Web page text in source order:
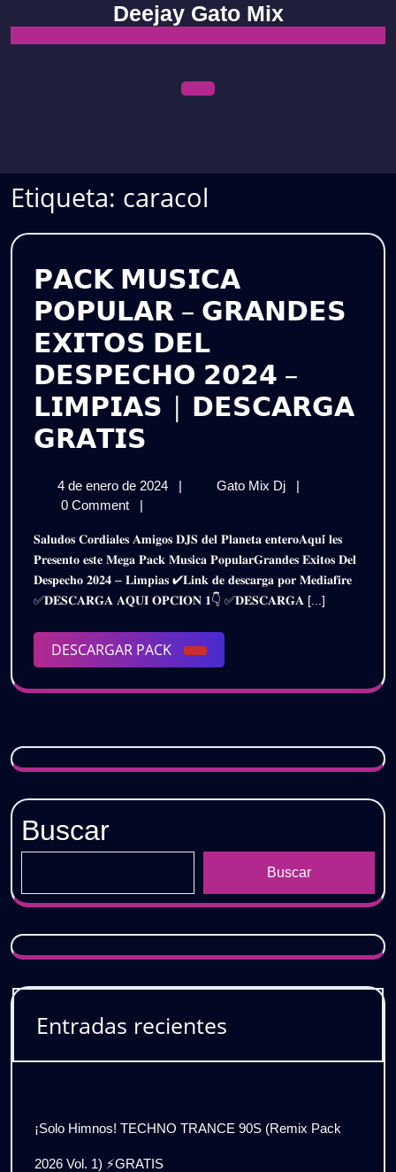
content
Deejay Gato Mix
Etiqueta: caracol
𝗣𝗔𝗖𝗞 𝗠𝗨𝗦𝗜𝗖𝗔
𝗣𝗢𝗣𝗨𝗟𝗔𝗥 – 𝗚𝗥𝗔𝗡𝗗𝗘𝗦
𝗘𝗫𝗜𝗧𝗢𝗦 𝗗𝗘𝗟
𝗗𝗘𝗦𝗣𝗘𝗖𝗛𝗢 𝟮𝟬𝟮𝟰 –
𝗟𝗜𝗠𝗣𝗜𝗔𝗦 | 𝗗𝗘𝗦𝗖𝗔𝗥𝗚𝗔
𝗚𝗥𝗔𝗧𝗜𝗦
𝗣𝗢𝗣𝗨𝗟𝗔𝗥
–
𝗚𝗥𝗔𝗡𝗗𝗘𝗦
𝗘𝗫𝗜𝗧𝗢𝗦
𝗗𝗘𝗟
𝗗𝗘𝗦𝗣𝗘𝗖𝗛𝗢
𝟮𝟬𝟮𝟰
𝗟𝗜𝗠𝗣𝗜𝗔𝗦
𝗚𝗥𝗔𝗧𝗜𝗦
4 de enero de 2024
de
2024
| Gato Mix Dj
𝗣𝗔𝗖𝗞
–
𝗚𝗥𝗔𝗡𝗗𝗘𝗦
𝗘𝗫𝗜𝗧𝗢𝗦
𝗗𝗘𝗟
|
0 Comment
|
𝐒𝐚𝐥𝐮𝐝𝐨𝐬 𝐂𝐨𝐫𝐝𝐢𝐚𝐥𝐞𝐬 𝐀𝐦𝐢𝐠𝐨𝐬 𝐃𝐉𝐒 𝐝𝐞𝐥 𝐏𝐥𝐚𝐧𝐞𝐭𝐚 𝐞𝐧𝐭𝐞𝐫𝐨𝐀𝐪𝐮𝐢́ 𝐥𝐞𝐬
𝐏𝐫𝐞𝐬𝐞𝐧𝐭𝐨 𝐞𝐬𝐭𝐞 𝐌𝐞𝐠𝐚 𝐏𝐚𝐜𝐤 𝐌𝐮𝐬𝐢𝐜𝐚 𝐏𝐨𝐩𝐮𝐥𝐚𝐫𝐆𝐫𝐚𝐧𝐝𝐞𝐬 𝐄𝐱𝐢𝐭𝐨𝐬 𝐃𝐞𝐥
𝐃𝐞𝐬𝐩𝐞𝐜𝐡𝐨 𝟐𝟎𝟐𝟒 – 𝐋𝐢𝐦𝐩𝐢𝐚𝐬 ✔𝐋𝐢𝐧𝐤 𝐝𝐞 𝐝𝐞𝐬𝐜𝐚𝐫𝐠𝐚 𝐩𝐨𝐫 𝐌𝐞𝐝𝐢𝐚𝐟𝐢𝐫𝐞
✅𝐃𝐄𝐒𝐂𝐀𝐑𝐆𝐀 𝐀𝐐𝐔𝐈 𝐎𝐏𝐂𝐈𝐎𝐍 𝟏👇 ✅𝐃𝐄𝐒𝐂𝐀𝐑𝐆𝐀 [...]
DESCARGAR PACK
DESCARGAR
PACK
Buscar
Buscar
Entradas recientes
¡Solo Himnos! TECHNO TRANCE 90S (Remix Pack
2026 Vol. 1) ⚡GRATIS